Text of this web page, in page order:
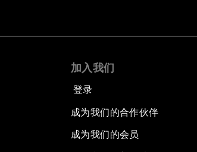
加入我们
登录
成为我们的合作伙伴
成为我们的会员